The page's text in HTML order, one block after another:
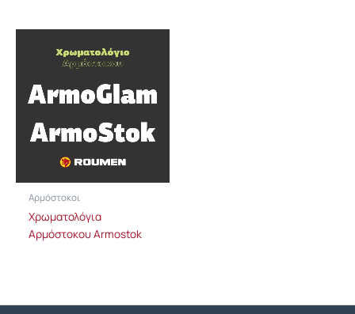
Αρμόστοκοι
Χρωματολόγια
Αρμόστοκου Armostok